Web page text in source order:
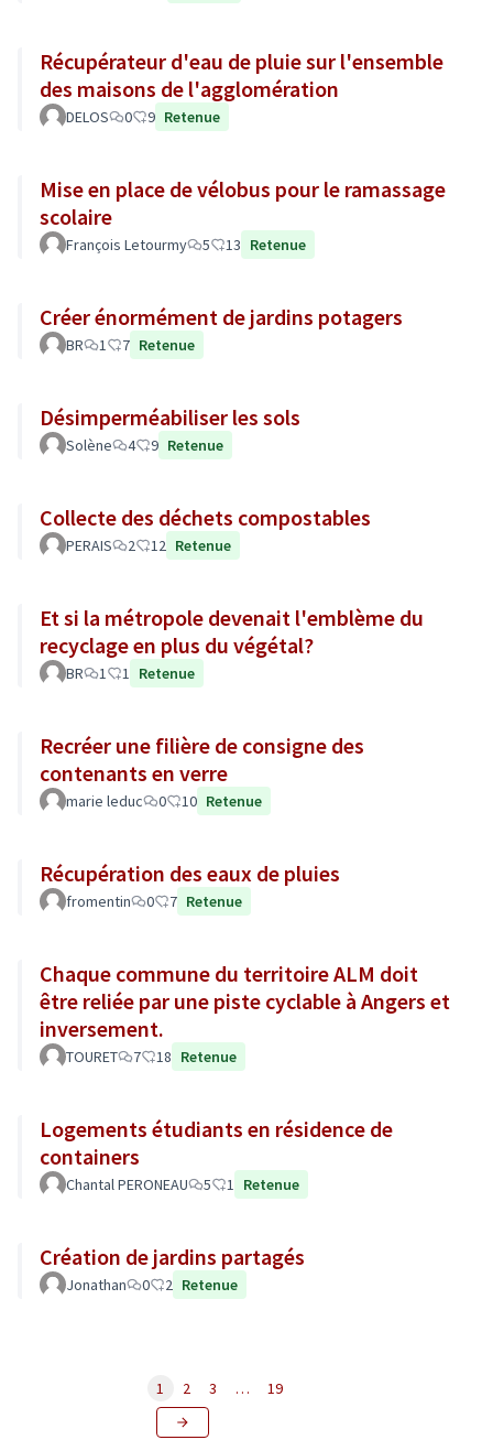
Récupérateur d'eau de pluie sur l'ensemble
des maisons de l'agglomération
DELOS 0 9 Retenue
Mise en place de vélobus pour le ramassage
scolaire
François Letourmy 5 13 Retenue
Créer énormément de jardins potagers
BR 1 7 Retenue
Désimperméabiliser les sols
Solène 4 9 Retenue
Collecte des déchets compostables
PERAIS 2 12 Retenue
Et si la métropole devenait l'emblème du
recyclage en plus du végétal?
BR 1 1 Retenue
Recréer une filière de consigne des
contenants en verre
marie leduc 0 10 Retenue
Récupération des eaux de pluies
fromentin 0 7 Retenue
Chaque commune du territoire ALM doit
être reliée par une piste cyclable à Angers et
inversement.
TOURET 7 18 Retenue
Logements étudiants en résidence de
containers
Chantal PERONEAU 5 1 Retenue
Création de jardins partagés
Jonathan 0 2 Retenue
1 2 3 … 19